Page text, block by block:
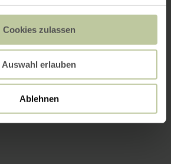
Cookies zulassen
Auswahl erlauben
Ablehnen